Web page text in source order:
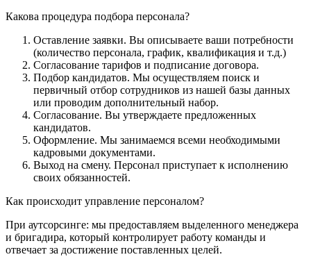
Какова процедура подбора персонала?
Оставление заявки. Вы описываете ваши потребности
(количество персонала, график, квалификация и т.д.)
Согласование тарифов и подписание договора.
Подбор кандидатов. Мы осуществляем поиск и
первичный отбор сотрудников из нашей базы данных
или проводим дополнительный набор.
Согласование. Вы утверждаете предложенных
кандидатов.
Оформление. Мы занимаемся всеми необходимыми
кадровыми документами.
Выход на смену. Персонал приступает к исполнению
своих обязанностей.
Как происходит управление персоналом?
При аутсорсинге: мы предоставляем выделенного менеджера
и бригадира, который контролирует работу команды и
отвечает за достижение поставленных целей.